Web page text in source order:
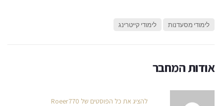
לימודי מסעדנות לימודי קייטרינג
אודות המחבר
להציג את כל הפוסטים של Roeer770